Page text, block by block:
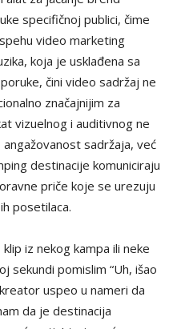
specifičnoj publici, čime
video marketing
koja je usklađena sa
čini video sadržaj ne
značajnijim za
vizuelnog i auditivnog ne
sadržaja, već
destinacije komuniciraju
priče koje se urezuju
posetilaca.
iz nekog kampa ili neke
sekundi pomislim “Uh, išao
uspeo u nameri da
da je destinacija